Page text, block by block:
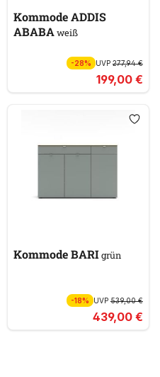
Kommode ADDIS
ABABAweiß
-28% UVP277,94 €
199,00 €
Kommode BARIgrün
-18% UVP539,00 €
439,00 €